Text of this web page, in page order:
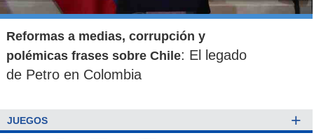
Reformas a medias, corrupción y
polémicas frases sobre Chile: El legado
de Petro en Colombia
JUEGOS +